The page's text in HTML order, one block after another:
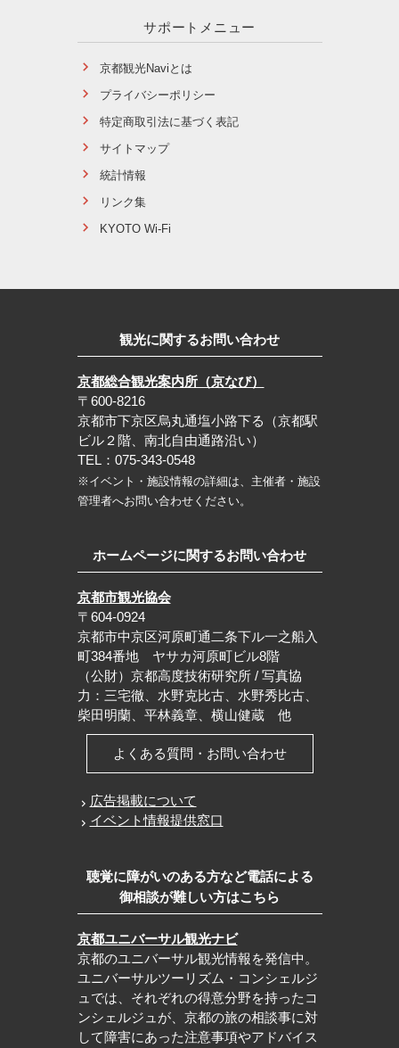
サポートメニュー
京都観光Naviとは
プライバシーポリシー
特定商取引法に基づく表記
サイトマップ
統計情報
リンク集
KYOTO Wi-Fi
観光に関するお問い合わせ
京都総合観光案内所（京なび）
〒600-8216
京都市下京区烏丸通塩小路下る（京都駅
ビル２階、南北自由通路沿い）
TEL：075-343-0548
※イベント・施設情報の詳細は、主催者・施設
管理者へお問い合わせください。
ホームページに関するお問い合わせ
京都市観光協会
〒604-0924
京都市中京区河原町通二条下ル一之船入
町384番地 ヤサカ河原町ビル8階
（公財）京都高度技術研究所 / 写真協
力：三宅徹、水野克比古、水野秀比古、
柴田明蘭、平林義章、横山健蔵 他
よくある質問・お問い合わせ
広告掲載について
イベント情報提供窓口
聴覚に障がいのある方など電話による
御相談が難しい方はこちら
京都ユニバーサル観光ナビ
京都のユニバーサル観光情報を発信中。
ユニバーサルツーリズム・コンシェルジ
ュでは、それぞれの得意分野を持ったコ
ンシェルジュが、京都の旅の相談事に対
して障害にあった注意事項やアドバイス